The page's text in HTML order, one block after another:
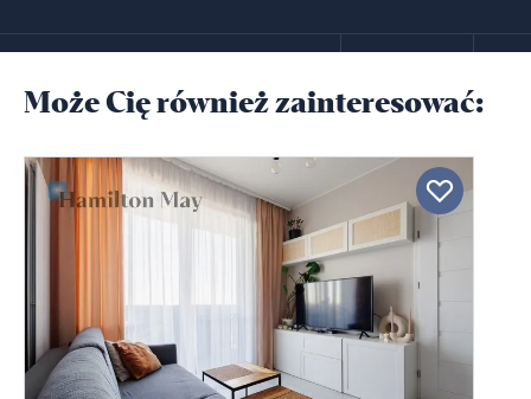
Może Cię również zainteresować: